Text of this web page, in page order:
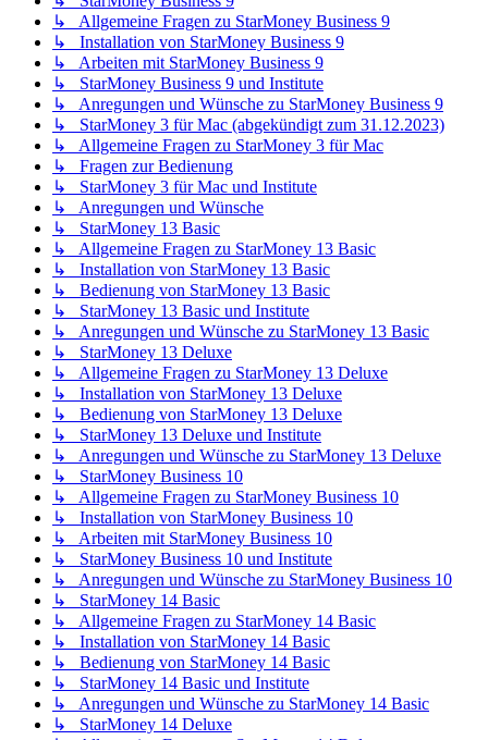
↳ Allgemeine Fragen zu StarMoney Business 9
↳ Installation von StarMoney Business 9
↳ Arbeiten mit StarMoney Business 9
↳ StarMoney Business 9 und Institute
↳ Anregungen und Wünsche zu StarMoney Business 9
↳ StarMoney 3 für Mac (abgekündigt zum 31.12.2023)
↳ Allgemeine Fragen zu StarMoney 3 für Mac
↳ Fragen zur Bedienung
↳ StarMoney 3 für Mac und Institute
↳ Anregungen und Wünsche
↳ StarMoney 13 Basic
↳ Allgemeine Fragen zu StarMoney 13 Basic
↳ Installation von StarMoney 13 Basic
↳ Bedienung von StarMoney 13 Basic
↳ StarMoney 13 Basic und Institute
↳ Anregungen und Wünsche zu StarMoney 13 Basic
↳ StarMoney 13 Deluxe
↳ Allgemeine Fragen zu StarMoney 13 Deluxe
↳ Installation von StarMoney 13 Deluxe
↳ Bedienung von StarMoney 13 Deluxe
↳ StarMoney 13 Deluxe und Institute
↳ Anregungen und Wünsche zu StarMoney 13 Deluxe
↳ StarMoney Business 10
↳ Allgemeine Fragen zu StarMoney Business 10
↳ Installation von StarMoney Business 10
↳ Arbeiten mit StarMoney Business 10
↳ StarMoney Business 10 und Institute
↳ Anregungen und Wünsche zu StarMoney Business 10
↳ StarMoney 14 Basic
↳ Allgemeine Fragen zu StarMoney 14 Basic
↳ Installation von StarMoney 14 Basic
↳ Bedienung von StarMoney 14 Basic
↳ StarMoney 14 Basic und Institute
↳ Anregungen und Wünsche zu StarMoney 14 Basic
↳ StarMoney 14 Deluxe